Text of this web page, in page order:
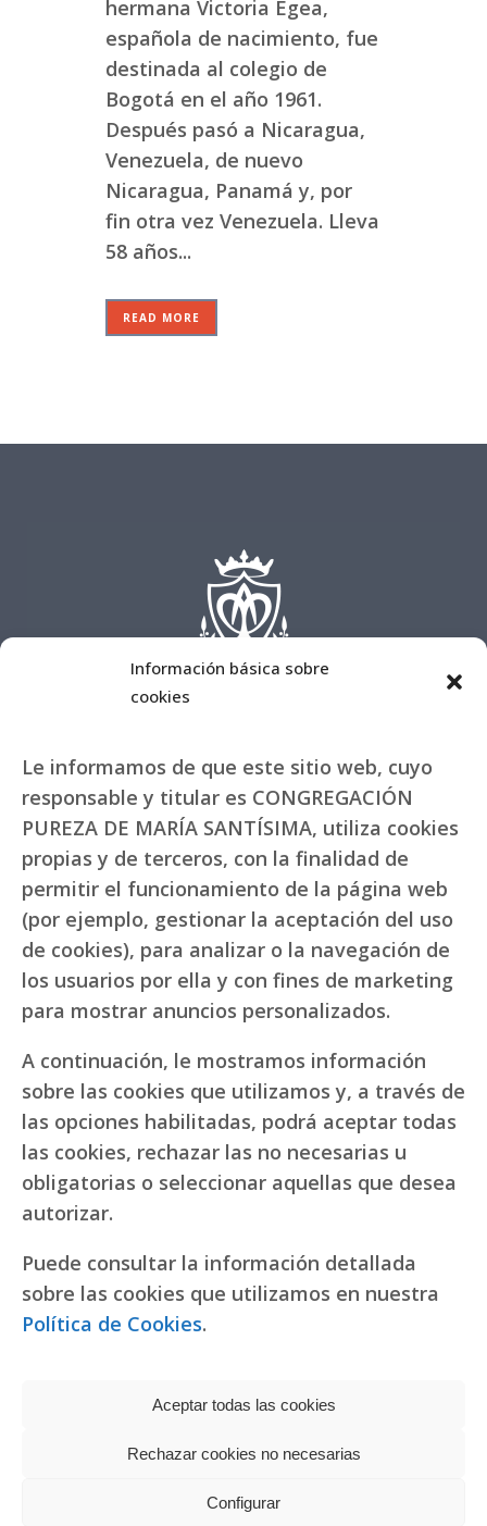
Información básica sobre
cookies
Le informamos de que este sitio web, cuyo
responsable y titular es CONGREGACIÓN
PUREZA DE MARÍA SANTÍSIMA, utiliza cookies
propias y de terceros, con la finalidad de
permitir el funcionamiento de la página web
(por ejemplo, gestionar la aceptación del uso
de cookies), para analizar o la navegación de
los usuarios por ella y con fines de marketing
para mostrar anuncios personalizados.
A continuación, le mostramos información
sobre las cookies que utilizamos y, a través de
las opciones habilitadas, podrá aceptar todas
las cookies, rechazar las no necesarias u
obligatorias o seleccionar aquellas que desea
autorizar.
Puede consultar la información detallada
sobre las cookies que utilizamos en nuestra
Política de Cookies.
Aceptar todas las cookies
Rechazar cookies no necesarias
Configurar
hermana Victoria Egea,
española de nacimiento, fue
destinada al colegio de
Bogotá en el año 1961.
Después pasó a Nicaragua,
Venezuela, de nuevo
Nicaragua, Panamá y, por
fin otra vez Venezuela. Lleva
58 años...
READ MORE
Copyright © 2022 RR. Pureza de María